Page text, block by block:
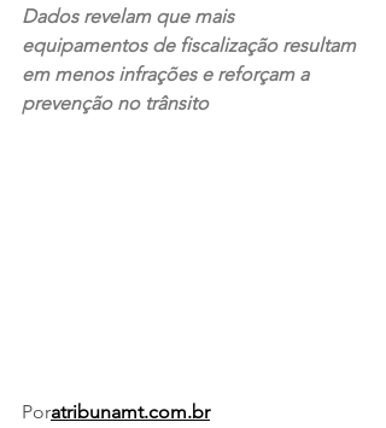
Dados revelam que mais
equipamentos de fiscalização resultam
em menos infrações e reforçam a
prevenção no trânsito
Poratribunamt.com.br